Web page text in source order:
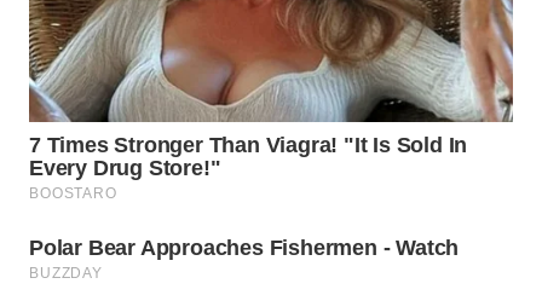
WN
KARO
WN
SIMALUNGUN
LABUHANBATU